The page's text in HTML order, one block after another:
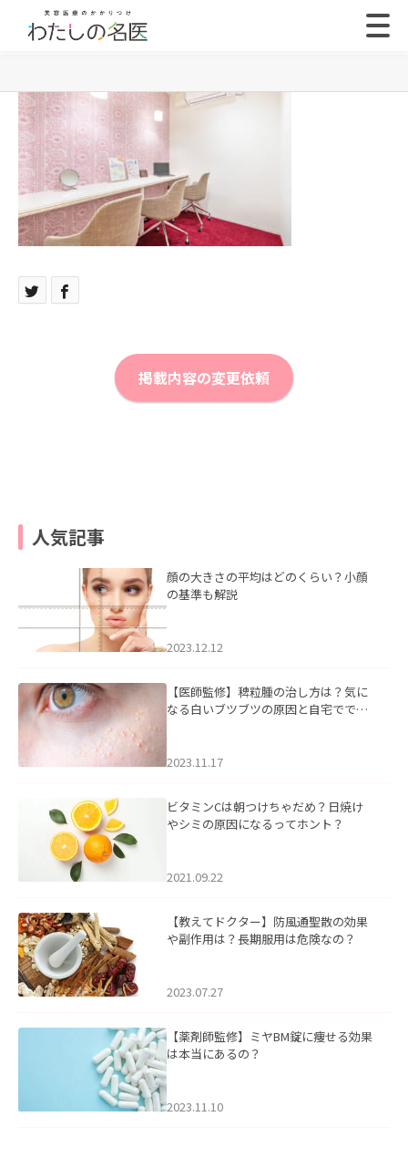
掲載内容の変更依頼
人気記事
顔の大きさの平均はどのくらい？小顔
の基準も解説
2023.12.12
【医師監修】稗粒腫の治し方は？気に
なる白いブツブツの原因と自宅ででき
2023.11.17
ビタミンCは朝つけちゃだめ？日焼け
やシミの原因になるってホント？
2021.09.22
【教えてドクター】防風通聖散の効果
や副作用は？長期服用は危険なの？
2023.07.27
【薬剤師監修】ミヤBM錠に痩せる効果
は本当にあるの？
2023.11.10